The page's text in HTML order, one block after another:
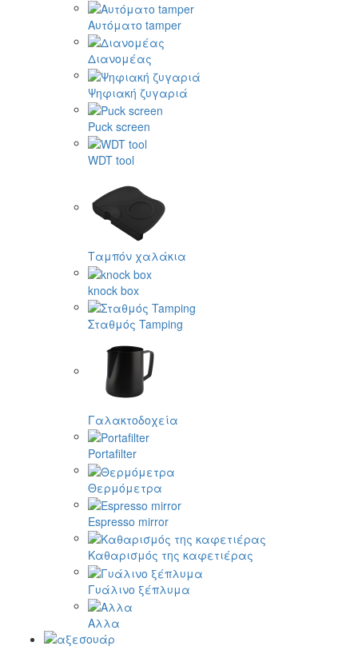
Αυτόματο tamper
Διανομέας
Ψηφιακή ζυγαριά
Puck screen
WDT tool
Ταμπόν χαλάκια
knock box
Σταθμός Tamping
Γαλακτοδοχεία
Portafilter
Θερμόμετρα
Espresso mirror
Καθαρισμός της καφετιέρας
Γυάλινο ξέπλυμα
Αλλα